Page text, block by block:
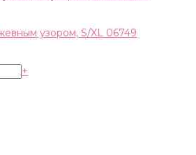
узором, S/XL 06749
+